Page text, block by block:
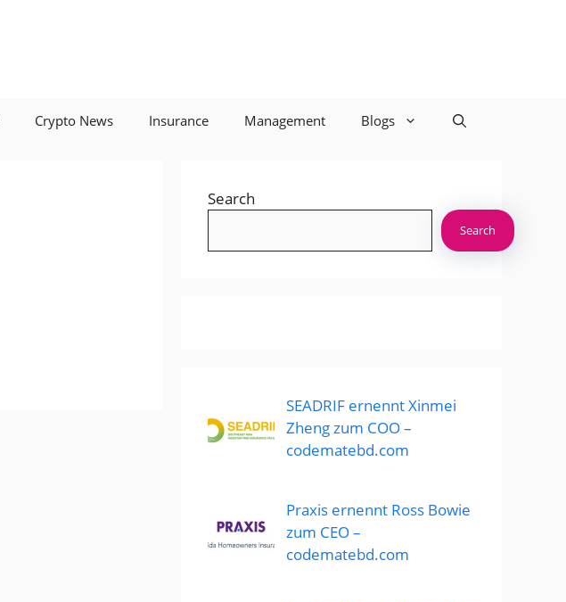
Crypto News Insurance Management Blogs
Search
Search
SEADRIF ernennt Xinmei
Zheng zum COO –
codematebd.com
Praxis ernennt Ross Bowie
zum CEO –
codematebd.com